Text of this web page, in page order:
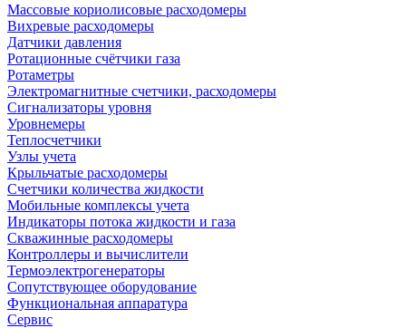
Массовые кориолисовые расходомеры
Вихревые расходомеры
Датчики давления
Ротационные счётчики газа
Ротаметры
Электромагнитные счетчики, расходомеры
Сигнализаторы уровня
Уровнемеры
Теплосчетчики
Узлы учета
Крыльчатые расходомеры
Счетчики количества жидкости
Мобильные комплексы учета
Индикаторы потока жидкости и газа
Скважинные расходомеры
Контроллеры и вычислители
Термоэлектрогенераторы
Сопутствующее оборудование
Функциональная аппаратура
Сервис